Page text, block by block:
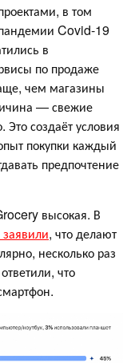
в том
Covid-19
в
по продаже
чем магазины
— свежие
Это создаёт условия
покупки каждый
предпочтение
высокая. В
, что делают
несколько раз
что